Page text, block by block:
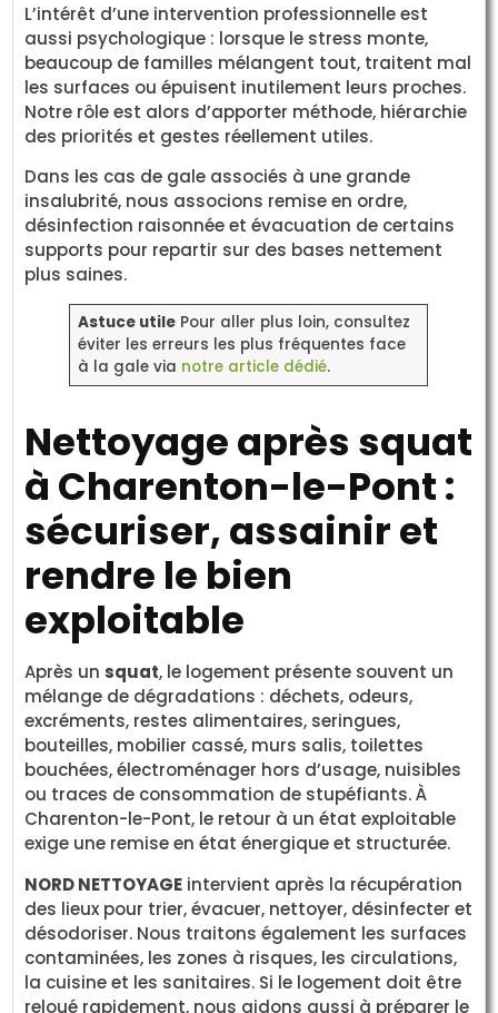
L’intérêt d’une intervention professionnelle est
aussi psychologique : lorsque le stress monte,
beaucoup de familles mélangent tout, traitent mal
les surfaces ou épuisent inutilement leurs proches.
Notre rôle est alors d’apporter méthode, hiérarchie
des priorités et gestes réellement utiles.
Dans les cas de gale associés à une grande
insalubrité, nous associons remise en ordre,
désinfection raisonnée et évacuation de certains
supports pour repartir sur des bases nettement
plus saines.
Astuce utilePour aller plus loin, consultez
éviter les erreurs les plus fréquentes face
à la gale via notre article dédié.
Nettoyage après squat
à Charenton-le-Pont :
sécuriser, assainir et
rendre le bien
exploitable
Après un squat, le logement présente souvent un
mélange de dégradations : déchets, odeurs,
excréments, restes alimentaires, seringues,
bouteilles, mobilier cassé, murs salis, toilettes
bouchées, électroménager hors d’usage, nuisibles
ou traces de consommation de stupéfiants. À
Charenton-le-Pont, le retour à un état exploitable
exige une remise en état énergique et structurée.
NORD NETTOYAGE intervient après la récupération
des lieux pour trier, évacuer, nettoyer, désinfecter et
désodoriser. Nous traitons également les surfaces
contaminées, les zones à risques, les circulations,
la cuisine et les sanitaires. Si le logement doit être
reloué rapidement, nous aidons aussi à préparer le